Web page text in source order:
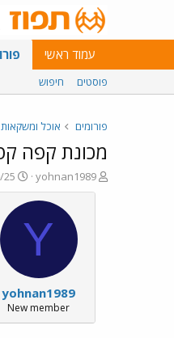
עמוד ראשי
פוסטים חיפוש
פורומים אוכל ומשקאות
מכונת קפה
פ
ו
yohnan1989
פ
ו
ר
ת
ר
י
ך
25
Y
yohnan1989
New member